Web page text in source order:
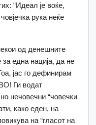
“Идеал је воќе,
рука неќе
од денешните
една нација, да не
јас го дефинирам
Ги водат
нечовечни “човечки
како еден, на
на “гласот на